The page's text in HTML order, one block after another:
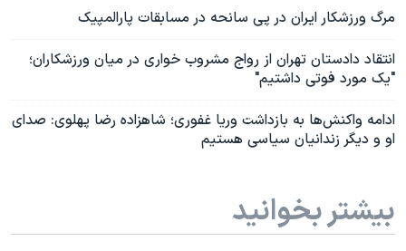
مرگ ورزشکار ایران در پی سانحه در مسابقات پارالمپیک
انتقاد دادستان تهران از رواج مشروب خواری در میان ورزشکاران؛
"یک مورد فوتی داشتیم"
ادامه واکنش‌ها به بازداشت وریا غفوری؛ شاهزاده رضا پهلوی: صدای
او و دیگر زندانیان سیاسی هستیم
بیشتر بخوانید